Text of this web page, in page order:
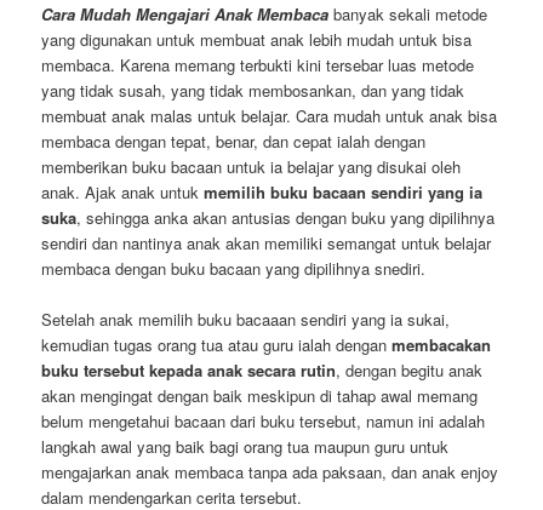
Cara Mudah Mengajari Anak Membaca banyak sekali metode
yang digunakan untuk membuat anak lebih mudah untuk bisa
membaca. Karena memang terbukti kini tersebar luas metode
yang tidak susah, yang tidak membosankan, dan yang tidak
membuat anak malas untuk belajar. Cara mudah untuk anak bisa
membaca dengan tepat, benar, dan cepat ialah dengan
memberikan buku bacaan untuk ia belajar yang disukai oleh
anak. Ajak anak untukmemilih buku bacaan sendiri yang ia
suka, sehingga anka akan antusias dengan buku yang dipilihnya
sendiri dan nantinya anak akan memiliki semangat untuk belajar
membaca dengan buku bacaan yang dipilihnya snediri.
Setelah anak memilih buku bacaaan sendiri yang ia sukai,
kemudian tugas orang tua atau guru ialah denganmembacakan
buku tersebut kepada anak secara rutin, dengan begitu anak
akan mengingat dengan baik meskipun di tahap awal memang
belum mengetahui bacaan dari buku tersebut, namun ini adalah
langkah awal yang baik bagi orang tua maupun guru untuk
mengajarkan anak membaca tanpa ada paksaan, dan anak enjoy
dalam mendengarkan cerita tersebut.